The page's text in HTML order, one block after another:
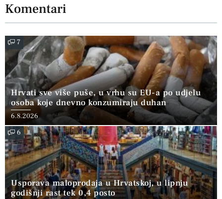
Komentari
7
Hrvati sve više puše, u vrhu su EU-a po udjelu
osoba koje dnevno konzumiraju duhan
6.8.2026
6
Usporava maloprodaja u Hrvatskoj, u lipnju
godišnji rast tek 0,4 posto